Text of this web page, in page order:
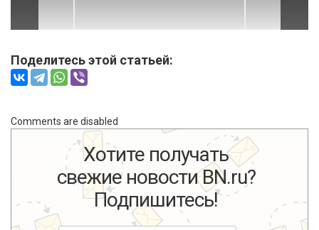
Поделитесь этой статьей:
Comments are disabled
Хотите получать
свежие новости BN.ru?
Подпишитесь!